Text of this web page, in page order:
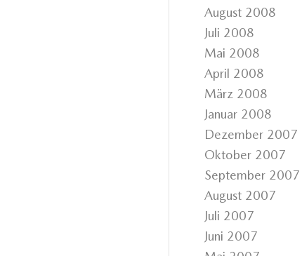
August 2008
Juli 2008
Mai 2008
April 2008
März 2008
Januar 2008
Dezember 2007
Oktober 2007
September 2007
August 2007
Juli 2007
Juni 2007